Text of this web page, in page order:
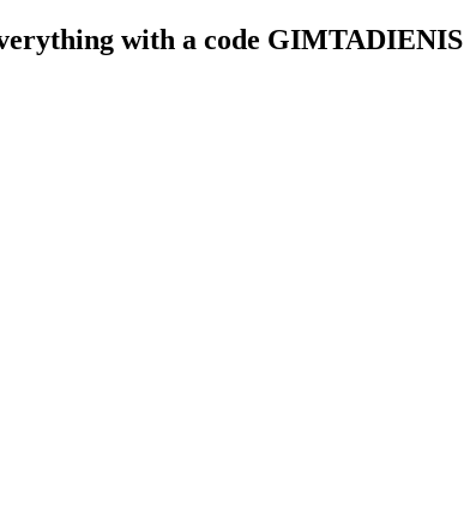
with a code GIMTADIENIS